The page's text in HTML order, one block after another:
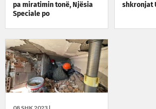
pa miratimin tonë, Njësia
Speciale po
shkronjat